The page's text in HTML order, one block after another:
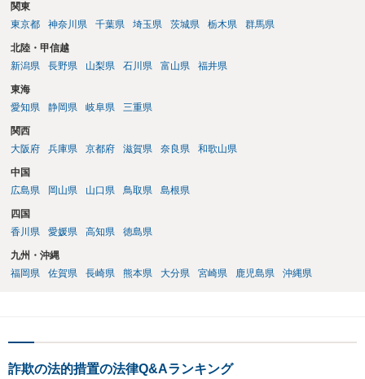
関東
東京都
神奈川県 千葉県 埼玉県 茨城県 栃木県 群馬県
北陸・甲信越
新潟県
長野県 山梨県 石川県 富山県 福井県
東海
愛知県
静岡県 岐阜県 三重県
関西
大阪府
兵庫県 京都府 滋賀県 奈良県 和歌山県
中国
広島県
岡山県 山口県 鳥取県 島根県
四国
香川県
愛媛県 高知県 徳島県
九州・沖縄
福岡県
佐賀県 長崎県 熊本県 大分県 宮崎県 鹿児島県 沖縄県
詐欺の法的措置の法律Q&Aランキング